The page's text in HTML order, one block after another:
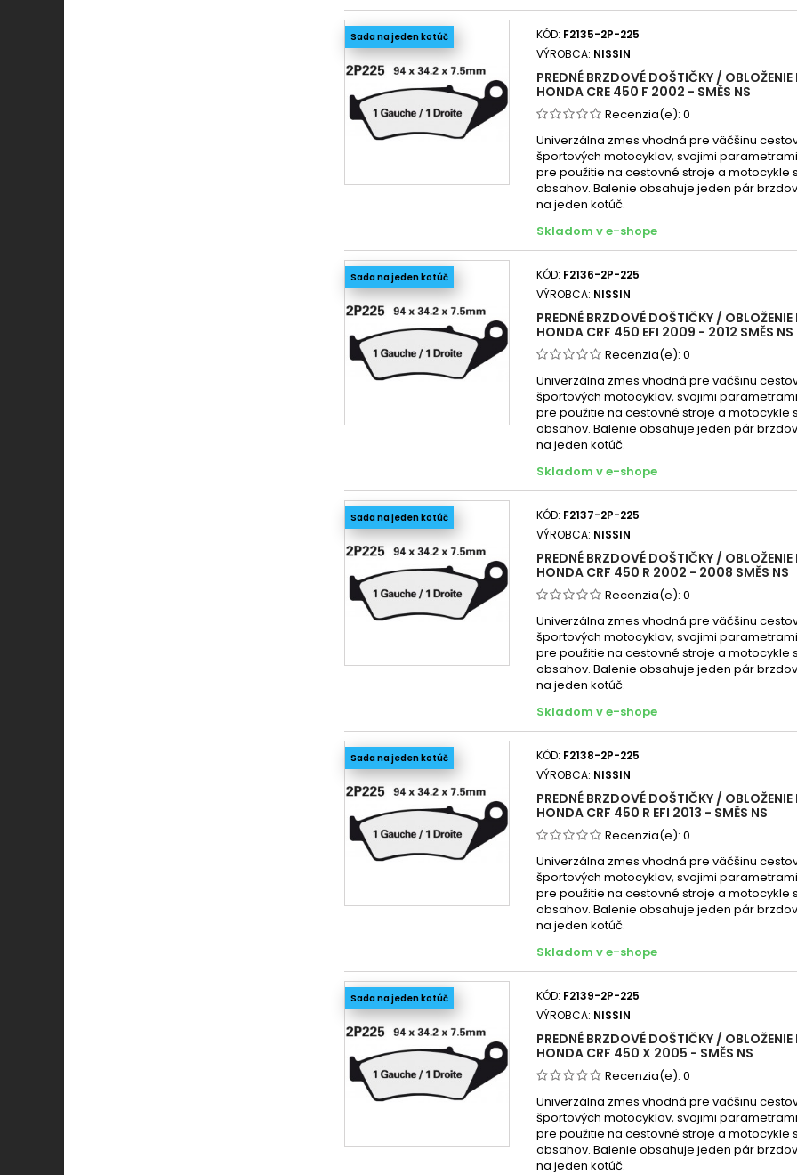
Sada na jeden kotúč KÓD: F2135-2P-225
VÝROBCA: NISSIN
PREDNÉ BRZDOVÉ DOŠTIČKY / OBLOŽENIE
HONDA CRE 450 F 2002 - SMĚS NS
Recenzia(e): 0
Univerzálna zmes vhodná pre väčšinu
športových motocyklov, svojimi
pre použitie na cestovné stroje a motocykle
obsahov. Balenie obsahuje jeden pár
na jeden kotúč.
Skladom v e-shope
Sada na jeden kotúč KÓD: F2136-2P-225
VÝROBCA: NISSIN
PREDNÉ BRZDOVÉ DOŠTIČKY / OBLOŽENIE
HONDA CRF 450 EFI 2009 - 2012 SMĚS NS
Recenzia(e): 0
Univerzálna zmes vhodná pre väčšinu
športových motocyklov, svojimi
pre použitie na cestovné stroje a motocykle
obsahov. Balenie obsahuje jeden pár
na jeden kotúč.
Skladom v e-shope
Sada na jeden kotúč KÓD: F2137-2P-225
VÝROBCA: NISSIN
PREDNÉ BRZDOVÉ DOŠTIČKY / OBLOŽENIE
HONDA CRF 450 R 2002 - 2008 SMĚS NS
Recenzia(e): 0
Univerzálna zmes vhodná pre väčšinu
športových motocyklov, svojimi
pre použitie na cestovné stroje a motocykle
obsahov. Balenie obsahuje jeden pár
na jeden kotúč.
Skladom v e-shope
Sada na jeden kotúč KÓD: F2138-2P-225
VÝROBCA: NISSIN
PREDNÉ BRZDOVÉ DOŠTIČKY / OBLOŽENIE
HONDA CRF 450 R EFI 2013 - SMĚS NS
Recenzia(e): 0
Univerzálna zmes vhodná pre väčšinu
športových motocyklov, svojimi
pre použitie na cestovné stroje a motocykle
obsahov. Balenie obsahuje jeden pár
na jeden kotúč.
Skladom v e-shope
Sada na jeden kotúč KÓD: F2139-2P-225
VÝROBCA: NISSIN
PREDNÉ BRZDOVÉ DOŠTIČKY / OBLOŽENIE
HONDA CRF 450 X 2005 - SMĚS NS
Recenzia(e): 0
Univerzálna zmes vhodná pre väčšinu
športových motocyklov, svojimi
pre použitie na cestovné stroje a motocykle
obsahov. Balenie obsahuje jeden pár
na jeden kotúč.